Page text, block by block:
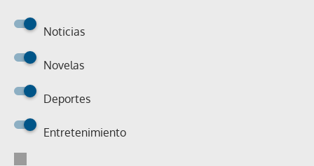
Noticias
Novelas
Deportes
Entretenimiento